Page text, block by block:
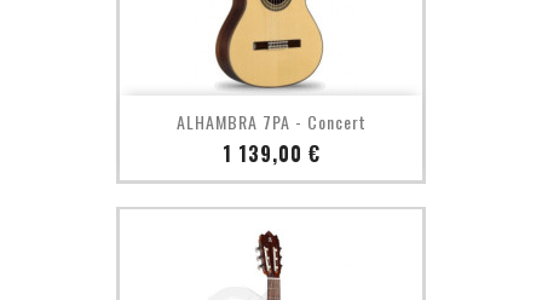
ALHAMBRA 7PA - Concert
Prix
1 139,00 €